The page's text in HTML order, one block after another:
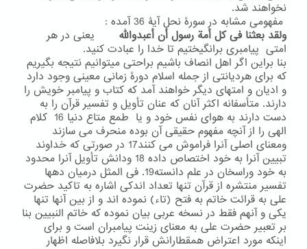
نخواهند شد.
مفهومی مشابه در سورۀ نحل آیۀ 36 آمده :
ولقد بعثنا فی کل أمة رسول أن أعبدوالله یعنی در هر
امتی پیامبری برانگیختیم تا خدا را عبادت کنید.
بنا براین اگر اهل انصاف باشیم براحتی میتوانیم نتیجه بگیریم
که برای هردیانتی از جمله اسلام دورۀ زمانی معینی وجود دارد
و ادیان و امتهای دیگر خواهند آمد که کتاب و پیامبر خویش را
دارند. متأسفانه اکثر آنان که عنان تأویل و تفسیر قرآن را به
دست دارند به هوای نفس خود و یا طمع متاع دنیا 16 کلام
الهی را از آنچه مفهوم حقیقی آن بوده منحرف می سازند
ومعنای اصلی آنرا فراموش می کنند17 در صورتی که خداوند
تبیین آنرا به خود اختصاص داده 18 ودانش تأویل آنرا محدود
به خود وراسخان در علم دانسته19. فی المثل درمیان دهها
تفسیر منتشره از قرآن تنها تعداد اندکی اشاره به تاکید حضرت
علی به قرائت خاتم به فتح (تاء) نموده اند و از بین آنها تنها
یکی و آنهم فقط در نسخه عربی بیان نموده که خاتم النبیین بنا
بر تعبیر حضرت علی به معنای زینت پیامبران است و برای
اینکه مورد اعتراض همقطارانش قرار نگیرد بلافاصله اظهار